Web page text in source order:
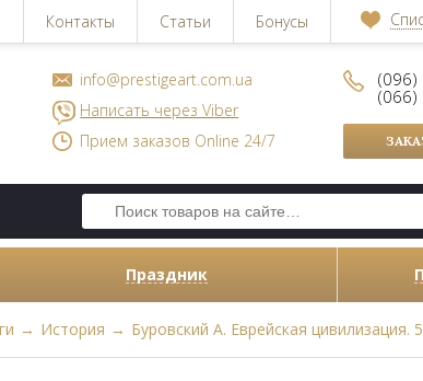
Контакты Статьи Бонусы
info@prestigeart.com.ua
Написать через Viber
Прием заказов Online 24/7
(096)
(066)
Праздник
→ История → Буровский А. Еврейская